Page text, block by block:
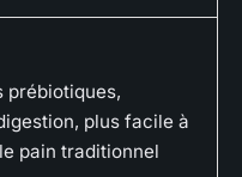
prébiotiques,
plus facile à
pain traditionnel